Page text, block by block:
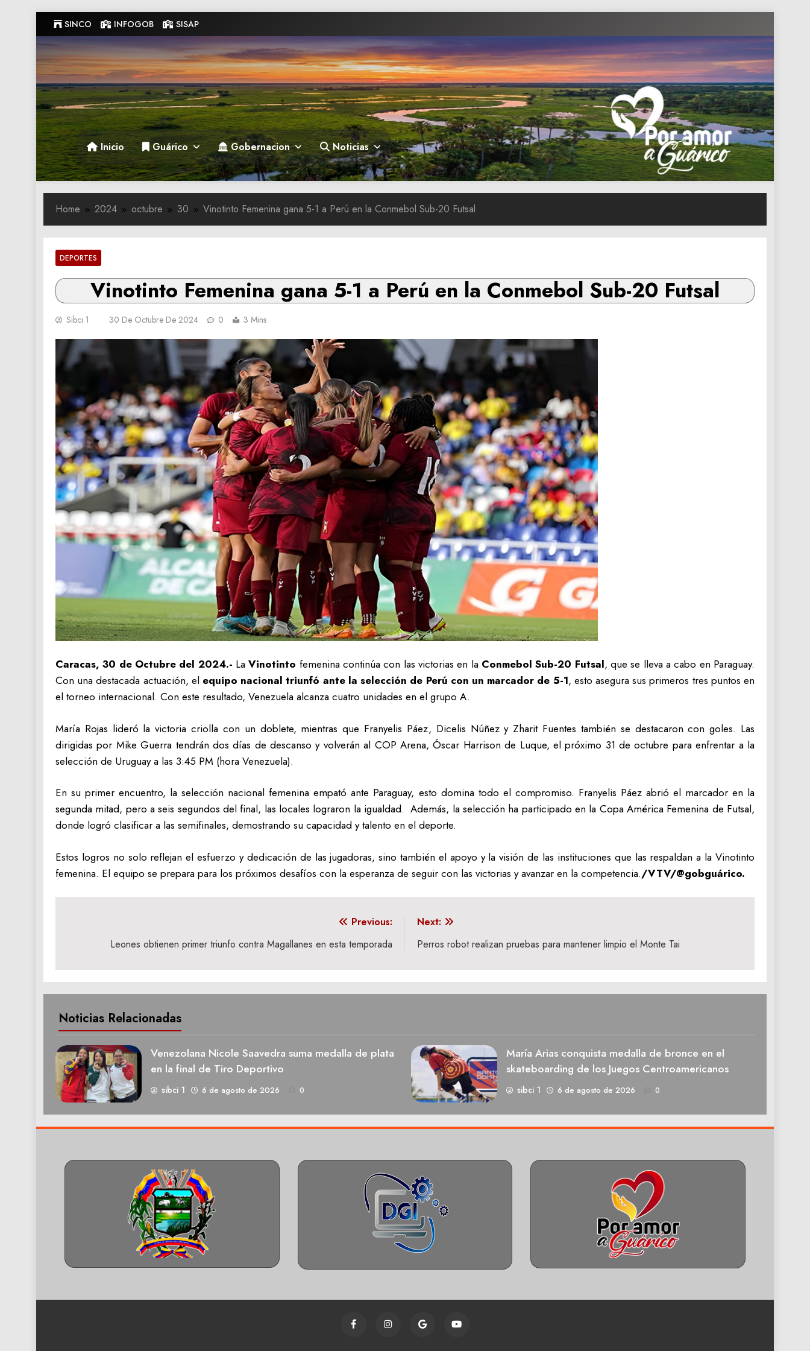
to
content
SINCO INFOGOB SISAP
Gobernacion de Guarico
Gobernacion de Guarico
Inicio Guárico Gobernacion Noticias
Home 2024 octubre 30 Vinotinto Femenina gana 5-1 a Perú en la Conmebol Sub-20 Futsal
DEPORTES
Vinotinto Femenina gana 5-1 a Perú en la Conmebol Sub-20 Futsal
Sibci 1 30 De Octubre De 2024 0 3 Mins
Caracas, 30 de Octubre del 2024.- LaVinotinto femenina continúa con las victorias en la Conmebol Sub-20 Futsal, que se lleva a cabo en Paraguay.
Con una destacada actuación, el equipo nacional triunfó ante la selección de Perú con un marcador de 5-1, esto asegura sus primeros tres puntos en
el torneo internacional. Con este resultado, Venezuela alcanza cuatro unidades en el grupo A.
María Rojas lideró la victoria criolla con un doblete, mientras que Franyelis Páez, Dicelis Núñez y Zharit Fuentes también se destacaron con goles. Las
dirigidas por Mike Guerra tendrán dos días de descanso y volverán al COP Arena, Óscar Harrison de Luque, el próximo 31 de octubre para enfrentar a la
selección de Uruguay a las 3:45 PM (hora Venezuela).
En su primer encuentro, la selección nacional femenina empató ante Paraguay, esto domina todo el compromiso. Franyelis Páez abrió el marcador en la
segunda mitad, pero a seis segundos del final, las locales lograron la igualdad. Además, la selección ha participado en la Copa América Femenina de Futsal,
donde logró clasificar a las semifinales, demostrando su capacidad y talento en el deporte.
Estos logros no solo reflejan el esfuerzo y dedicación de las jugadoras, sino también el apoyo y la visión de las instituciones que las respaldan a la Vinotinto
femenina. El equipo se prepara para los próximos desafíos con la esperanza de seguir con las victorias y avanzar en la competencia./VTV/@gobguárico.
entradas
Previous:
Leones obtienen primer triunfo contra Magallanes en esta temporada
Next:
Perros robot realizan pruebas para mantener limpio el Monte Tai
Noticias Relacionadas
Venezolana Nicole Saavedra suma medalla de plata
en la final de Tiro Deportivo
sibci 1 6 de agosto de 2026 0
María Arias conquista medalla de bronce en el
skateboarding de los Juegos Centroamericanos
sibci 1 6 de agosto de 2026 0